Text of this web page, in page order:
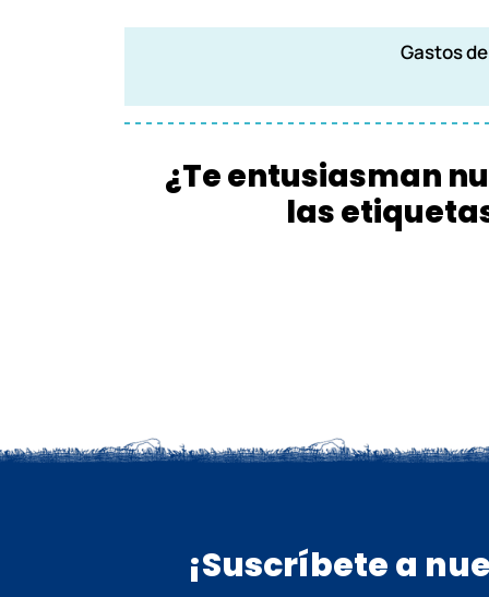
Gastos
¿Te entusiasman
las
¡Suscríbete a